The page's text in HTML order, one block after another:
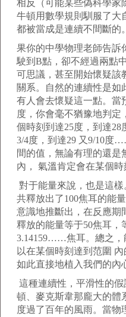
相反（可能某些偽科學家
牛頓用數學規則馴服了大
都被當成是連續不間斷的
果你的中學物理老師告訴
駛到B點，卻不經過兩點
可思議，甚至開始懷疑該
關系。自然的連續性是如
有人會去懷疑這一點。當
度，你會毫不猶豫地判定
個時刻到達25度，到達28
3/4度，到達29 又9/10度
間的值，無論有理的還是
內， 氣溫肯定會在某個時
對于能量來說，也是這
共釋放出了100焦耳的能
意識地推斷出，在反應期
釋放的能量等于50焦耳，
3.14159……焦耳。總之，
以在某個時刻達到范圍
如此直接地植入我們的內
這種連續性，平滑性的
頓、麥克斯韋那龐大的體
度過了百年的風雨。當物